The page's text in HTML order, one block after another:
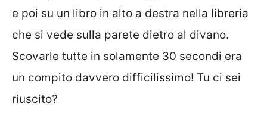
e poi su un libro in alto a destra nella libreria
che si vede sulla parete dietro al divano.
Scovarle tutte in solamente 30 secondi era
un compito davvero difficilissimo! Tu ci sei
riuscito?